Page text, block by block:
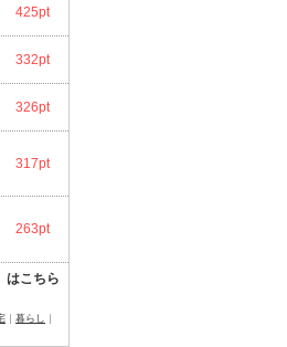
425pt
332pt
326pt
317pt
263pt
はこちら
暮らし